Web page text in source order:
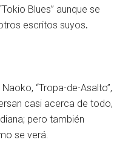
Blues” aunque se
escritos suyos.
“Tropa-de-Asalto”,
casi acerca de todo,
pero también
se verá.